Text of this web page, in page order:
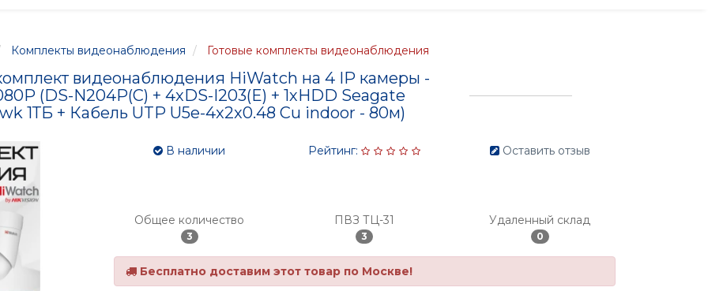
Комплекты видеонаблюдения Готовые комплекты видеонаблюдения
видеонаблюдения HiWatch на 4 IP камеры -
(DS-N204P(C) + 4xDS-I203(E) + 1хHDD Seagate
1ТБ + Кабель UTP U5e-4x2x0.48 Cu indoor - 80м)
В наличии
Общее количество
3
Рейтинг:
ПВЗ ТЦ-31
3
Оставить отзыв
Удаленный склад
0
Бесплатно доставим этот товар по Москве!